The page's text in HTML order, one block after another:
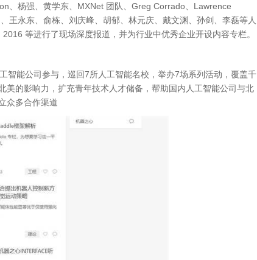
、杨强、黄学东、MXNet 团队、Greg Corrado、Lawrence
王永东、俞栋、刘庆峰、胡郁、林元庆、戴文渊、孙剑、李磊等人
等进行了现场深度报道，并为行业中优秀企业开设内容专栏。
智能公司参与，巡回7所人工智能名校，举办7场系列活动，覆盖千
美的影响力，扩充青年技术人才储备，帮助国内人工智能公司与北
众多合作渠道